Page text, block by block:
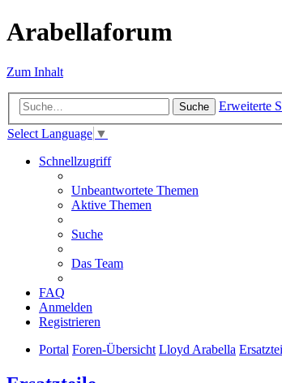
Arabellaforum
Zum Inhalt
Suche
Erweiterte
Select Language ▼
Schnellzugriff
Unbeantwortete Themen
Aktive Themen
Suche
Das Team
FAQ
Anmelden
Registrieren
Portal Foren-Übersicht Lloyd Arabella